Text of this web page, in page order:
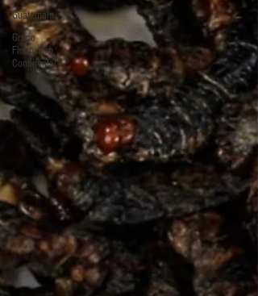
Guatemala
Grupo
Financiero
Continental